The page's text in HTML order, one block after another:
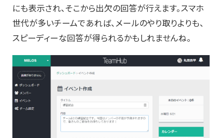
にも表示され、そこから出欠の回答が行えます。スマホ
世代が多いチームであれば、メールのやり取りよりも、
スピーディーな回答が得られるかもしれませんね。